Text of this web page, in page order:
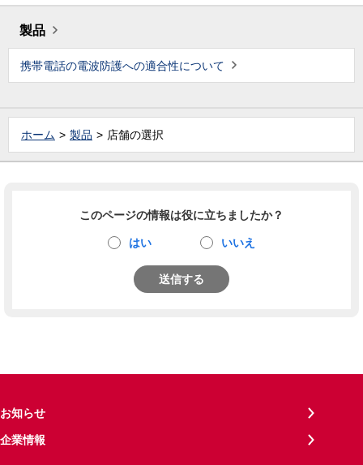
製品
携帯電話の電波防護への適合性について
ホーム 製品 店舗の選択
このページの情報は役に立ちましたか？
はい いいえ
送信する
お知らせ
企業情報